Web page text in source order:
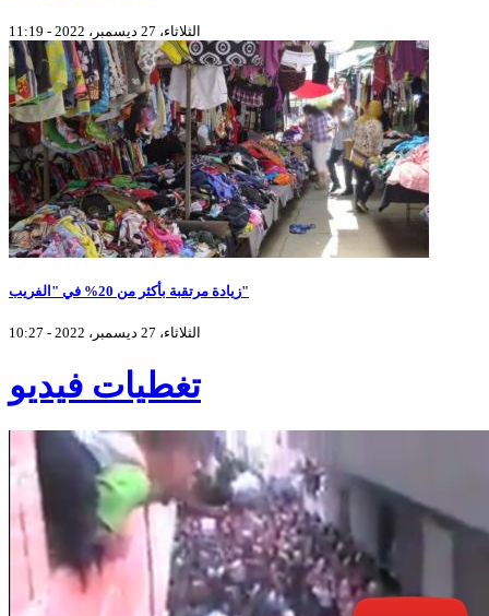
الثلاثاء، 27 ديسمبر، 2022 - 11:19
زيادة مرتقبة بأكثر من 20% في "الفريب"
الثلاثاء، 27 ديسمبر، 2022 - 10:27
تغطيات فيديو